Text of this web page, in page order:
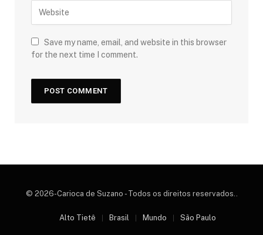
Save my name, email, and website in this browser
for the next time I comment.
© 2026-Carioca de Suzano - Todos os direitos reservados..
Alto Tietê Brasil Mundo São Paulo